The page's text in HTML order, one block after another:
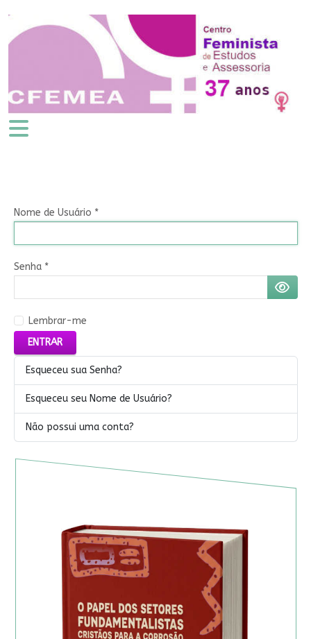
Nome de Usuário *
Senha*
Lembrar-me
ENTRAR
Esqueceu sua Senha?
Esqueceu seu Nome de Usuário?
Não possui uma conta?